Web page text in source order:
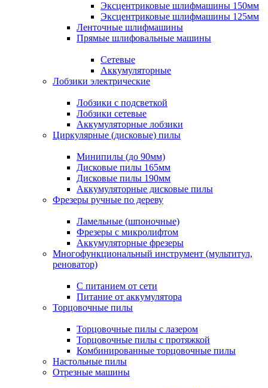
Эксцентриковые шлифмашины 150мм
Эксцентриковые шлифмашины 125мм
Ленточные шлифмашины
Прямые шлифовальные машины
Сетевые
Аккумуляторные
Лобзики электрические
Лобзики с подсветкой
Лобзики сетевые
Аккумуляторные лобзики
Циркулярные (дисковые) пилы
Минипилы (до 90мм)
Дисковые пилы 165мм
Дисковые пилы 190мм
Аккумуляторные дисковые пилы
Фрезеры ручные по дереву
Ламельные (шпоночные)
Фрезеры с микролифтом
Аккумуляторные фрезеры
Многофункциональный инструмент (мультитул,
реноватор)
С питанием от сети
Питание от аккумулятора
Торцовочные пилы
Торцовочные пилы с лазером
Торцовочные пилы с протяжкой
Комбинированные торцовочные пилы
Настольные пилы
Отрезные машины